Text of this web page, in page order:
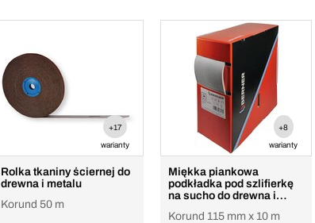
+17
warianty
Rolka tkaniny ściernej do
drewna i metalu
Korund 50 m
+8
warianty
Miękka piankowa
podkładka pod szlifierkę
na sucho do drewna i
Korund 115 mm x 10 m